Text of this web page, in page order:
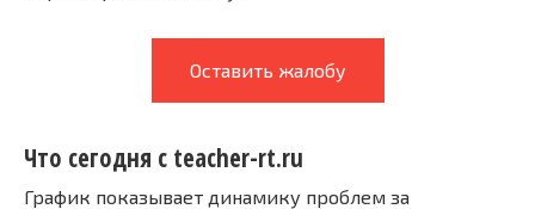
Оставить жалобу
Что сегодня с teacher-rt.ru
График показывает динамику проблем за